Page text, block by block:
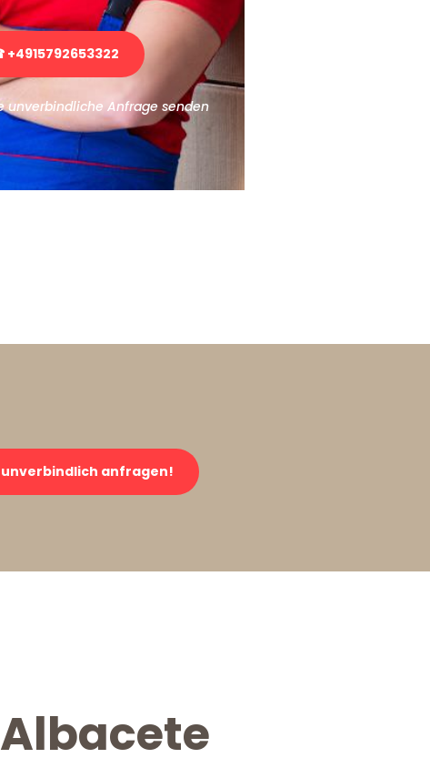
unverbindliche Anfrage senden
unverbindlich anfragen!